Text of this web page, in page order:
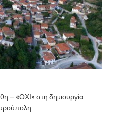
– «ΟΧΙ» στη δημιουργία